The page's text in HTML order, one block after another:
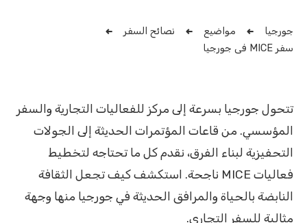
جورجيا مواضيع
نصائح السفر
سفر MICE في جورجيا
تتحول جورجيا بسرعة إلى مركز للفعاليات التجارية والسفر
المؤسسي. من قاعات المؤتمرات الحديثة إلى الجولات
التحفيزية لبناء الفرق، نقدم كل ما تحتاجه لتخطيط
فعاليات MICE ناجحة. استكشف كيف تجعل الثقافة
النابضة بالحياة والمرافق الحديثة في جورجيا منها وجهة
مثالية للسفر التجاري.